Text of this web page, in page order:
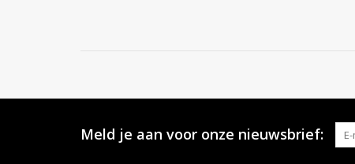
Meld je aan voor onze nieuwsbrief: